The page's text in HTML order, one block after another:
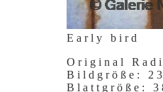
Early bird
Original
Bildgröße:
Blattgröße: